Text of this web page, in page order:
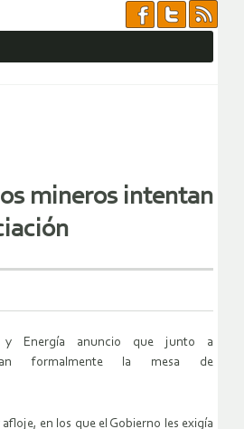
mineros intentan
y Energía anuncio que junto a
formalmente la mesa de
afloje, en los que el Gobierno les exigía